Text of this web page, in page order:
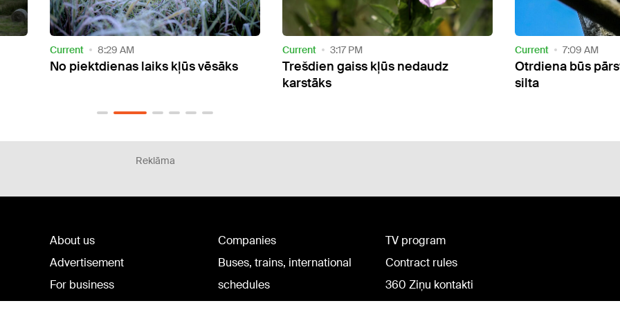
Current 3:17 PM
Trešdien gaiss kļūs nedaudz
Current 7:09 AM
Otrdiena būs pārsvarā saulaina un
silta
Current 2:54 PM
Otrdien gaiss
grādiem
Reklāma
About us
Advertisement
For business
Companies
Buses, trains, international
schedules
TV program
Contract rules
360 Ziņu kontakti